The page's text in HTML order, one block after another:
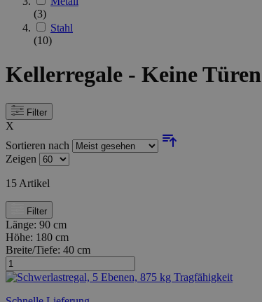
(3)
Stahl
(10)
Kellerregale - Keine Türen
Filter
X
Sortieren nach
Zeigen
15 Artikel
Filter
Länge: 90 cm
Höhe: 180 cm
Breite/Tiefe: 40 cm